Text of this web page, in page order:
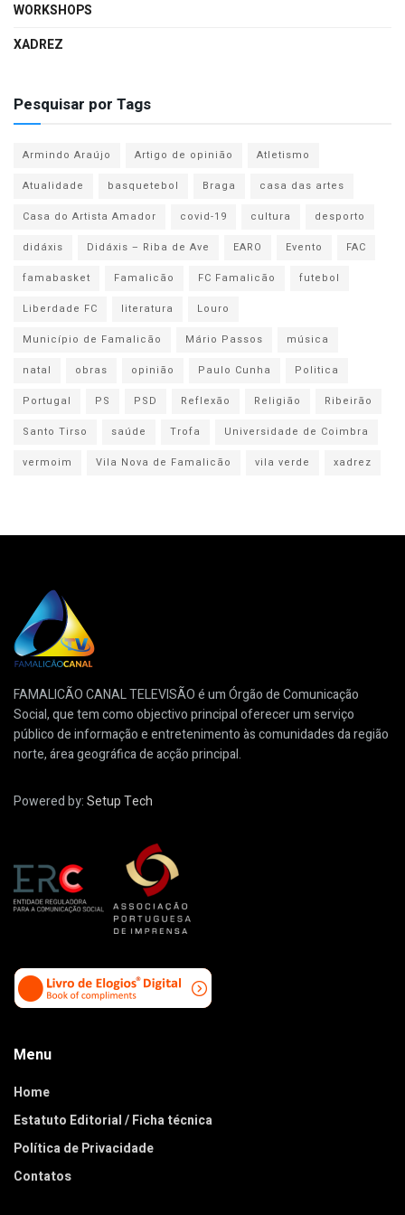
WORKSHOPS
XADREZ
Pesquisar por Tags
Armindo Araújo Artigo de opinião
Atletismo
Atualidade
basquetebol Braga
casa das artes
Casa do Artista Amador
covid-19 cultura
desporto
didáxis
Didáxis – Riba de Ave EARO Evento
FAC
famabasket
Famalicão FC Famalicão
futebol
Liberdade FC
literatura
Louro
Município de Famalicão
Mário Passos
música
natal
obras opinião Paulo Cunha
Politica
Portugal
PS PSD Reflexão Religião
Ribeirão
Santo Tirso
saúde Trofa
Universidade de Coimbra
vermoim
Vila Nova de Famalicão vila verde xadrez
FAMALICÃO CANAL TELEVISÃO é um Órgão de Comunicação
Social, que tem como objectivo principal oferecer um serviço
público de informação e entretenimento às comunidades da região
norte, área geográfica de acção principal.
Powered by:Setup Tech
Menu
Home
Estatuto Editorial / Ficha técnica
Política de Privacidade
Contatos